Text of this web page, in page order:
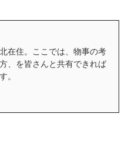
在住。ここでは、物事の考
、を皆さんと共有できれば
。